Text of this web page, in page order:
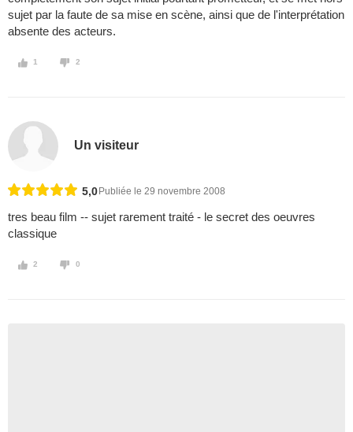
sujet par la faute de sa mise en scène, ainsi que de l'interprétation
absente des acteurs.
1 2
Un visiteur
5,0 Publiée le 29 novembre 2008
tres beau film -- sujet rarement traité - le secret des oeuvres
classique
2 0